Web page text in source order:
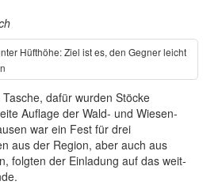
Hüfthöhe: Ziel ist es, den Gegner leicht
dafür wurden Stöcke
Auflage der Wald- und Wiesen­
war ein Fest für drei
aus der Region, aber auch aus
folgten der Einladung auf das weit­